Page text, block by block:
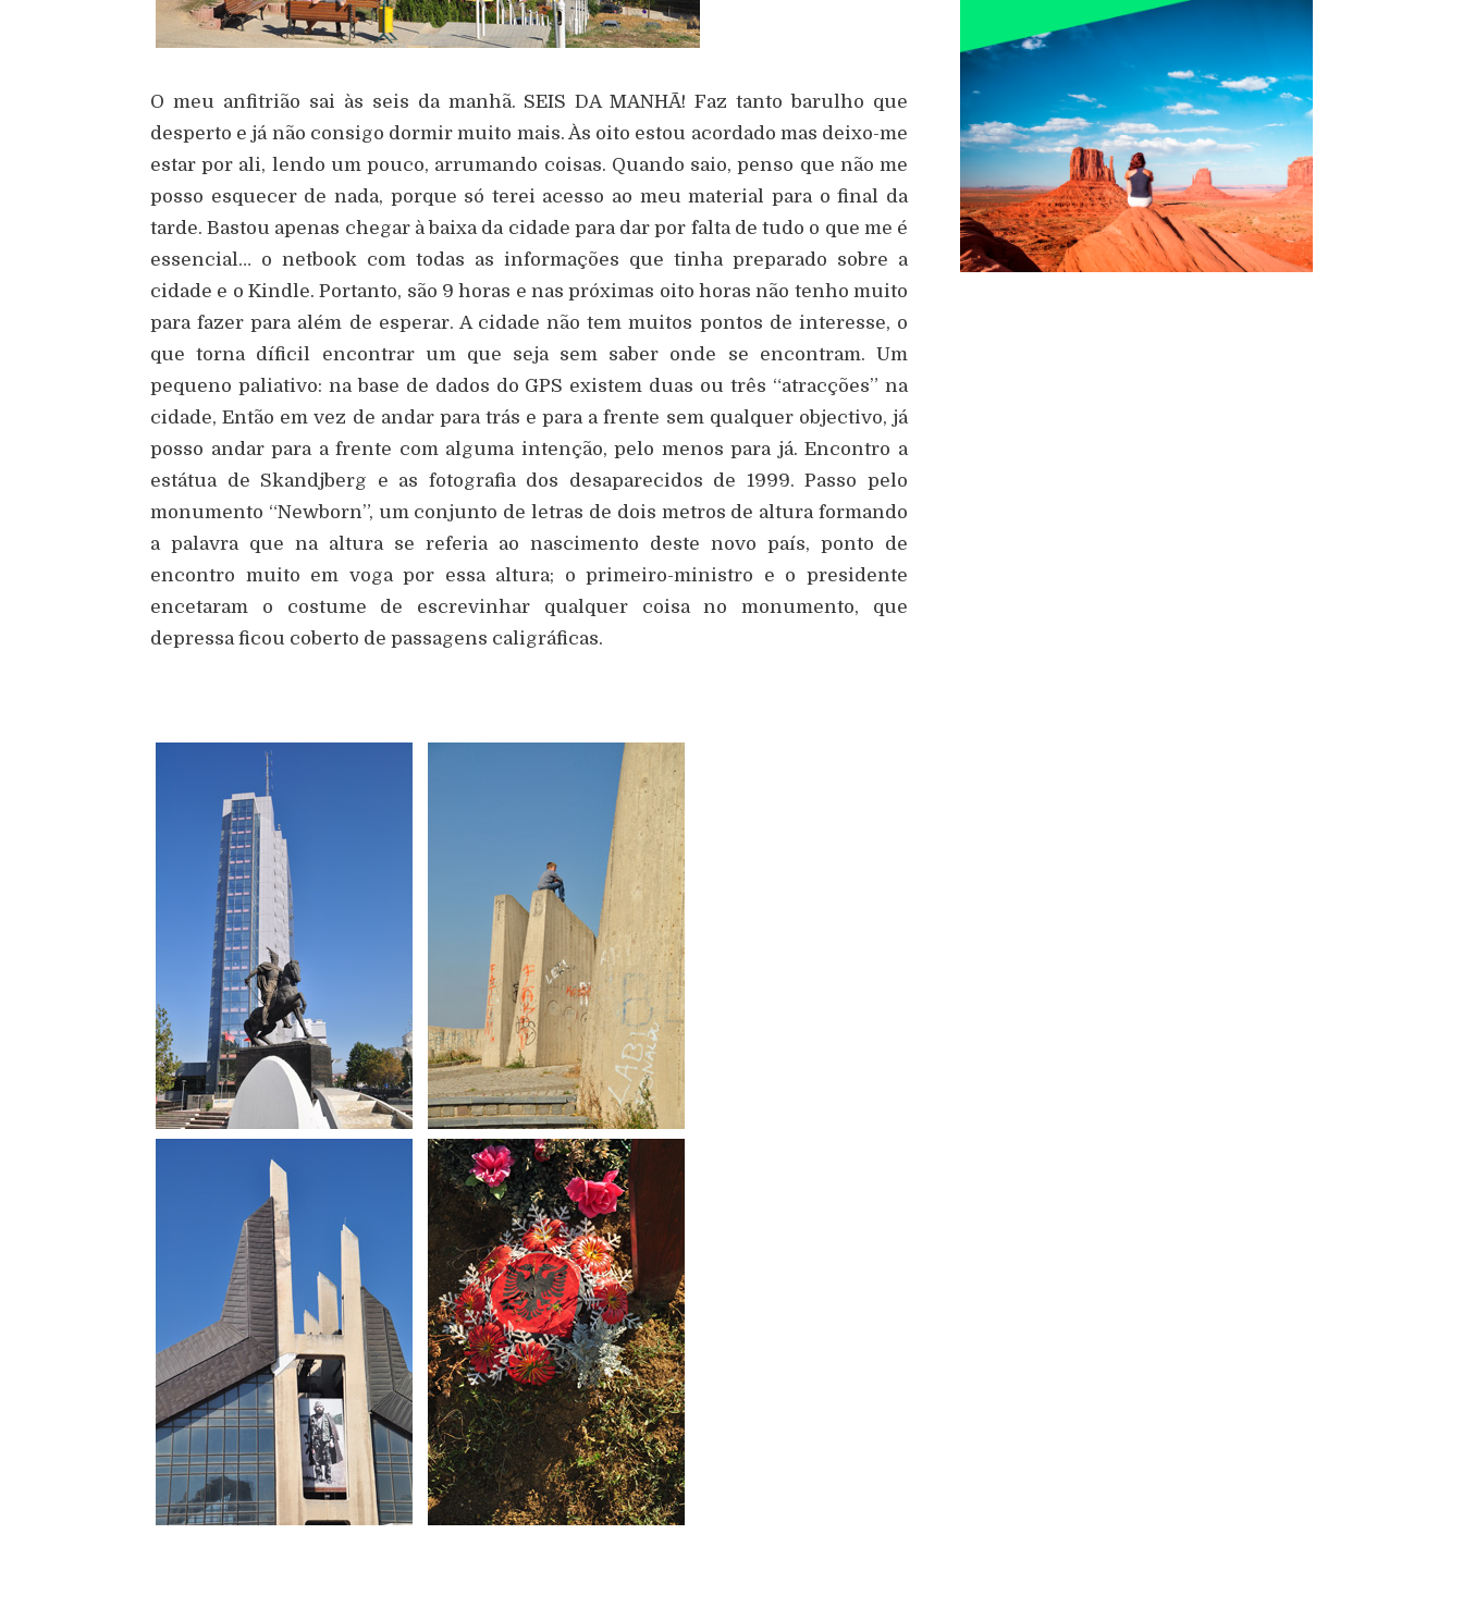
O meu anfitrião sai às seis da manhã. SEIS DA MANHÃ! Faz tanto barulho que
desperto e já não consigo dormir muito mais. Às oito estou acordado mas deixo-me
estar por ali, lendo um pouco, arrumando coisas. Quando saio, penso que não me
posso esquecer de nada, porque só terei acesso ao meu material para o final da
tarde. Bastou apenas chegar à baixa da cidade para dar por falta de tudo o que me é
essencial… o netbook com todas as informações que tinha preparado sobre a
cidade e o Kindle. Portanto, são 9 horas e nas próximas oito horas não tenho muito
para fazer para além de esperar. A cidade não tem muitos pontos de interesse, o
que torna díficil encontrar um que seja sem saber onde se encontram. Um
pequeno paliativo: na base de dados do GPS existem duas ou três “atracções” na
cidade, Então em vez de andar para trás e para a frente sem qualquer objectivo, já
posso andar para a frente com alguma intenção, pelo menos para já. Encontro a
estátua de Skandjberg e as fotografia dos desaparecidos de 1999. Passo pelo
monumento “Newborn”, um conjunto de letras de dois metros de altura formando
a palavra que na altura se referia ao nascimento deste novo país, ponto de
encontro muito em voga por essa altura; o primeiro-ministro e o presidente
encetaram o costume de escrevinhar qualquer coisa no monumento, que
depressa ficou coberto de passagens caligráficas.